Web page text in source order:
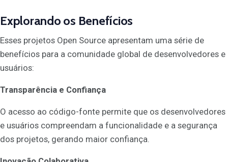
Explorando os Benefícios
Esses projetos Open Source apresentam uma série de
benefícios para a comunidade global de desenvolvedores e
usuários:
Transparência e Confiança
O acesso ao código-fonte permite que os desenvolvedores
e usuários compreendam a funcionalidade e a segurança
dos projetos, gerando maior confiança.